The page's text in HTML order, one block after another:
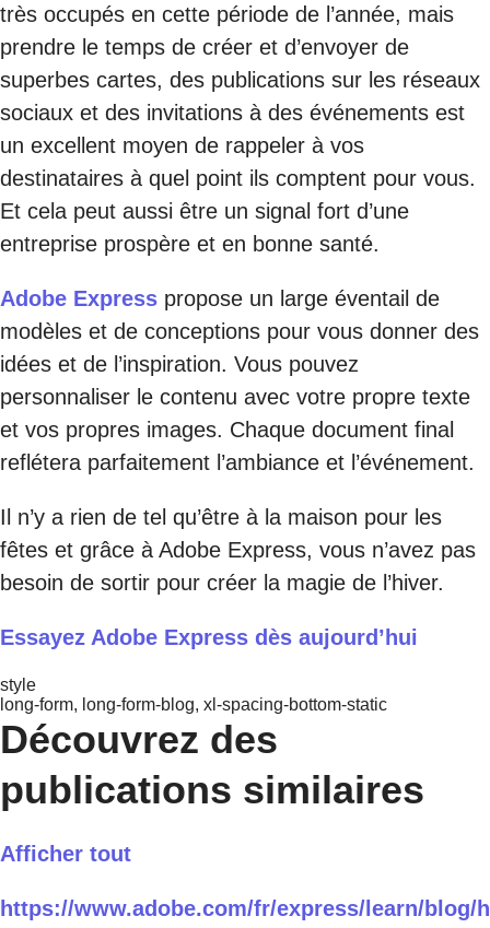
très occupés en cette période de l’année, mais
prendre le temps de créer et d’envoyer de
superbes cartes, des publications sur les réseaux
sociaux et des invitations à des événements est
un excellent moyen de rappeler à vos
destinataires à quel point ils comptent pour vous.
Et cela peut aussi être un signal fort d’une
entreprise prospère et en bonne santé.
Adobe Express propose un large éventail de
modèles et de conceptions pour vous donner des
idées et de l’inspiration. Vous pouvez
personnaliser le contenu avec votre propre texte
et vos propres images. Chaque document final
reflétera parfaitement l’ambiance et l’événement.
Il n’y a rien de tel qu’être à la maison pour les
fêtes et grâce à Adobe Express, vous n’avez pas
besoin de sortir pour créer la magie de l’hiver.
Essayez Adobe Express dès aujourd’hui
style
long-form, long-form-blog, xl-spacing-bottom-static
Découvrez des
publications similaires
Afficher tout
https://www.adobe.com/fr/express/learn/blog/h